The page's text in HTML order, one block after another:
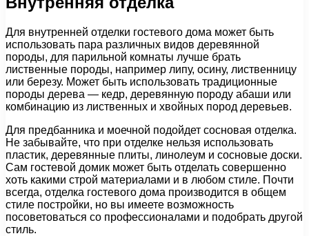
Для внутренней отделки гостевого дома может быть
использовать пара различных видов деревянной
породы, для парильной комнаты лучше брать
лиственные породы, например липу, осину, лиственницу
или березу. Может быть использовать традиционные
породы дерева — кедр, деревянную породу абаши или
комбинацию из лиственных и хвойных пород деревьев.
Для предбанника и моечной подойдет сосновая отделка.
Не забывайте, что при отделке нельзя использовать
пластик, деревянные плиты, линолеум и сосновые доски.
Сам гостевой домик может быть отделать совершенно
хоть какими строй материалами и в любом стиле. Почти
всегда, отделка гостевого дома производится в общем
стиле постройки, но вы имеете возможность
посоветоваться со профессионалами и подобрать другой
стиль.